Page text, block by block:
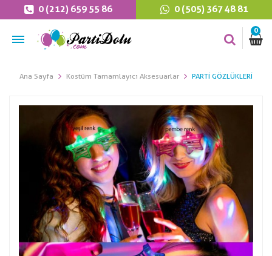
0 (212) 659 55 86 0 (505) 367 48 81
0
Ana Sayfa Kostüm Tamamlayıcı Aksesuarlar PARTI GÖZLÜKLERI